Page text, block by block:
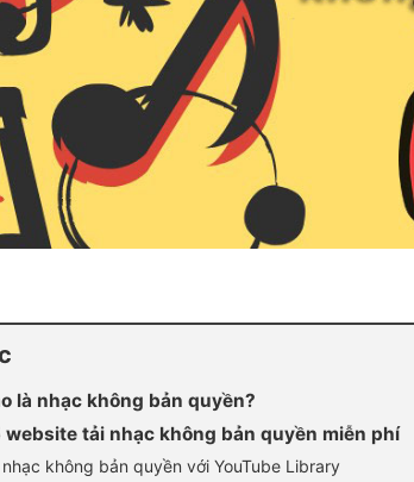
là nhạc không bản quyền?
website tải nhạc không bản quyền miễn phí
nhạc không bản quyền với YouTube Library